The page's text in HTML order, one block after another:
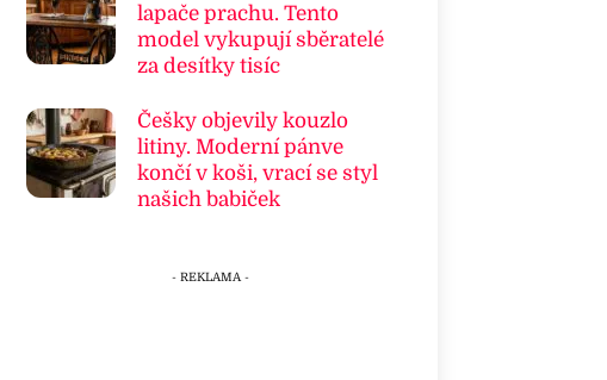
lapače prachu. Tento
model vykupují sběratelé
za desítky tisíc
Češky objevily kouzlo
litiny. Moderní pánve
končí v koši, vrací se styl
našich babiček